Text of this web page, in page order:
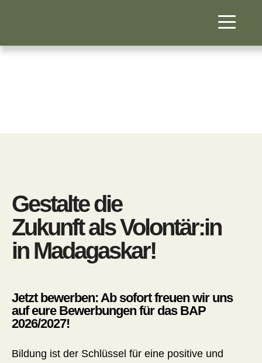
Gestalte die
Zukunft als Volontär:in
in Madagaskar!
Jetzt bewerben: Ab sofort freuen wir uns
auf eure Bewerbungen für das BAP
2026/2027!
Bildung ist der Schlüssel für eine positive und